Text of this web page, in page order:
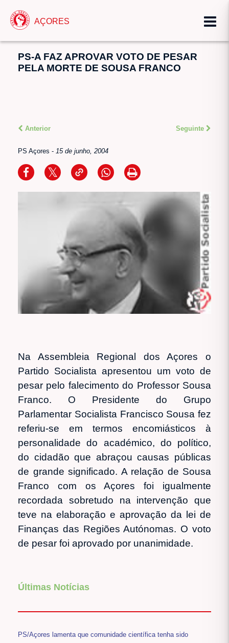
AÇORES
PS-A FAZ APROVAR VOTO DE PESAR
PELA MORTE DE SOUSA FRANCO
Anterior Seguinte
PS Açores - 15 de junho, 2004
Na Assembleia Regional dos Açores o
Partido Socialista apresentou um voto de
pesar pelo falecimento do Professor Sousa
Franco. O Presidente do Grupo
Parlamentar Socialista Francisco Sousa fez
referiu-se em termos encomiásticos à
personalidade do académico, do político,
do cidadão que abraçou causas públicas
de grande significado. A relação de Sousa
Franco com os Açores foi igualmente
recordada sobretudo na intervenção que
teve na elaboração e aprovação da lei de
Finanças das Regiões Autónomas. O voto
de pesar foi aprovado por unanimidade.
Últimas Notícias
PS/Açores lamenta que comunidade científica tenha sido